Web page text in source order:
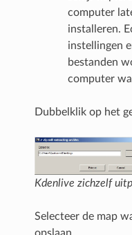
computer
installeren.
instellingen
bestanden
computer
Dubbelklik op het
Kdenlive zichzelf
Selecteer de map
opslaan.